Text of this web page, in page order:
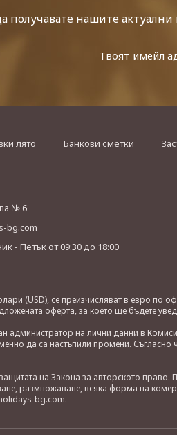
получавате нашите
лято Банкови сметки
№ 6
bg.com
- Петъкот 09:30 до 18:00
(USD), се преизчисляват в евро
оферта, за което ще бъдете
администратор на лични данни в
да са настъпили промени.
на Закона за авторското
размножаване, всяка форма на
bg.com.